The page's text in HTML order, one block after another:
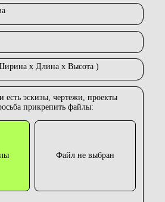
х Длина х Высота )
есть эскизы, чертежи, проекты
прикрепить файлы:
Файл не выбран